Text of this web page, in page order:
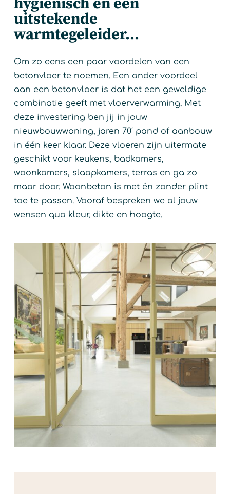
uitstekende
warmtegeleider...
Om zo eens een paar voordelen van een
betonvloer te noemen. Een ander voordeel
aan een betonvloer is dat het een geweldige
combinatie geeft met vloerverwarming. Met
deze investering ben jij in jouw
nieuwbouwwoning, jaren 70′ pand of aanbouw
in één keer klaar. Deze vloeren zijn uitermate
geschikt voor keukens, badkamers,
woonkamers, slaapkamers, terras en ga zo
maar door. Woonbeton is met én zonder plint
toe te passen. Vooraf bespreken we al jouw
wensen qua kleur, dikte en hoogte.